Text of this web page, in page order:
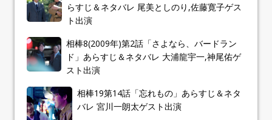
らすじ＆ネタバレ 尾美としのり,佐藤寛子ゲス
ト出演
相棒8(2009年)第2話「さよなら、バードラン
ド」あらすじ＆ネタバレ 大浦龍宇一,神尾佑ゲ
スト出演
相棒19第14話「忘れもの」あらすじ＆ネタ
バレ 宮川一朗太ゲスト出演